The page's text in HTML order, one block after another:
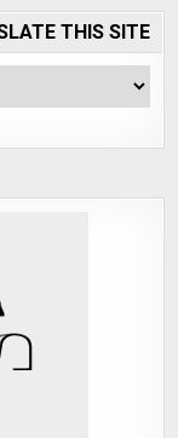
THIS SITE!